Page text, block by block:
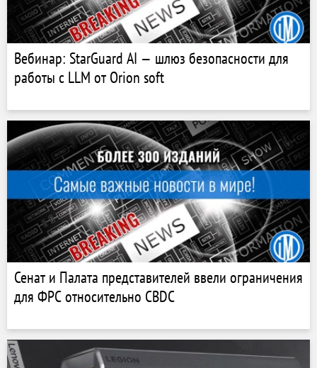
Вебинар: StarGuard AI — шлюз безопасности для
работы с LLM от Orion soft
Сенат и Палата представителей ввели ограничения
для ФРС относительно CBDC